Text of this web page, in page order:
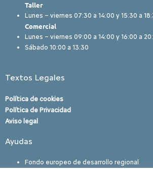
Taller
Lunes – viernes 07:30 a 14:00 y 15:30 a
Comercial
Lunes – viernes 09:00 a 14:00 y 16:00 a
Sábado 10:00 a 13:30
Textos Legales
Política de cookies
Política de Privacidad
Aviso legal
Ayudas
Fondo europeo de desarrollo regional